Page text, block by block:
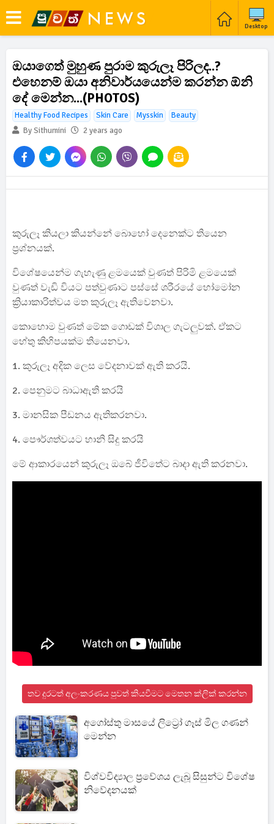
Desktop
ඔයාගෙත් මුහුණ පුරාම කුරුලෑ පිරිලද..?
එහෙනම් ඔයා අනිවාර්යයෙන්ම කරන්න ඕනි
දේ මෙන්න...(PHOTOS)
Healthy Food Recipes Skin Care Mysskin
Beauty
By Sithumini
2 years ago
කුරුලෑ කියලා කියන්නේ බොහෝ දෙනෙක්ට තියෙන
ප්‍රශ්නයක්.
විශේෂයෙන්ම ගැහැණු ළමයෙක් වුණත් පිරිමි ළමයෙක්
වුණත් වැඩි වියට පත්වුණාට පස්සේ ශරීරයේ හෝමෝන
ක්‍රියාකාරිත්‍වය මත කුරුලෑ ඇතිවෙනවා.
කොහොම වුණත් මේක ගොඩක් විශාල ගැටලුවක්. ඒකට
හේතු කිහිපයක්ම තියෙනවා.
1. කුරුලෑ අදික ලෙස වේදනාවක් ඇති කරයි.
2. පෙනුමට බාධාඇති කරයි
3. මානසික පීඩනය ඇතිකරනවා.
4. පෞර්ශත්වයට හානි සිදු කරයි
මේ ආකාරයෙන් කුරුලෑ ඔබේ ජීවිතේට බාදා ඇති කරනවා.
තව දුරටත් අලංකරණය පුවත් කියවීමට මෙතන ක්ලික් කරන්න
අගෝස්තු මාසයේ ලිට්‍රෝ ගෑස් මිල ගණන්
මෙන්න
විශ්වවිද්‍යාල ප්‍රවේශය ලැබූ සිසුන්ට විශේෂ
නිවේදනයක්